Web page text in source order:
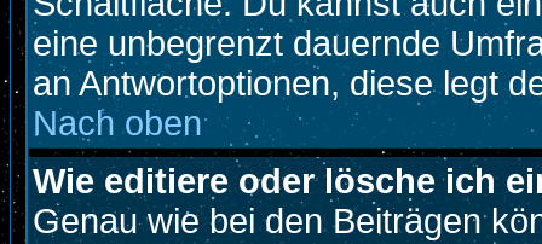
eine unbegrenzt dauernde
an Antwortoptionen, diese legt
Nach oben
Wie editiere oder lösche ich
Genau wie bei den Beiträgen